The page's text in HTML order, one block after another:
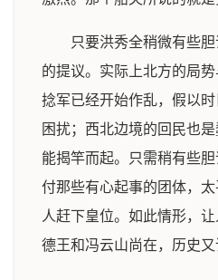
只要洪秀全稍微有些
的提议。实际上北方的局
捻军已经开始作乱，假以
困扰；西北边境的回民也
能揭竿而起。只需稍有些
付那些有心起事的团体，
人赶下皇位。如此情形，
德王和冯云山尚在，历史又